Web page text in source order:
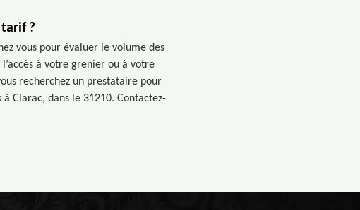
?
vous pour évaluer le volume des
à votre grenier ou à votre
recherchez un prestataire pour
Clarac, dans le 31210. Contactez-